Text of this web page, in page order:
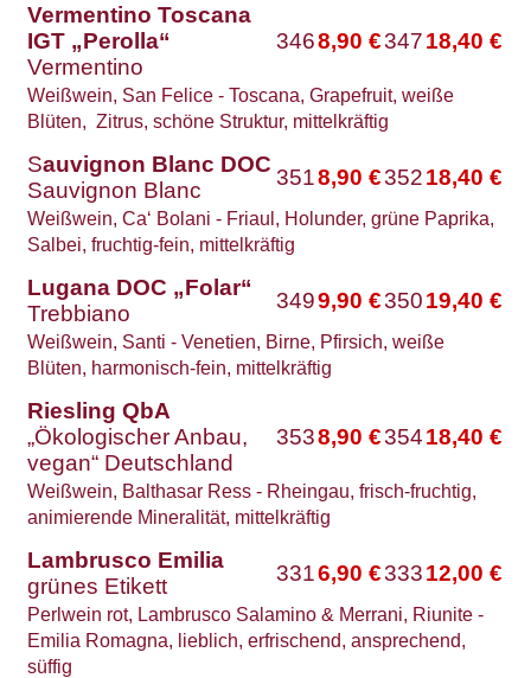
Vermentino Toscana
IGT „Perolla“
Vermentino
3468,90 €34718,40 €
Weißwein, San Felice - Toscana, Grapefruit, weiße
Blüten, Zitrus, schöne Struktur, mittelkräftig
Sauvignon Blanc DOC
Sauvignon Blanc
3518,90 €35218,40 €
Weißwein, Ca‘ Bolani - Friaul, Holunder, grüne Paprika,
Salbei, fruchtig-fein, mittelkräftig
Lugana DOC „Folar“
Trebbiano
3499,90 €35019,40 €
Weißwein, Santi - Venetien, Birne, Pfirsich, weiße
Blüten, harmonisch-fein, mittelkräftig
Riesling QbA
„Ökologischer Anbau,
vegan“ Deutschland
3538,90 €35418,40 €
Weißwein, Balthasar Ress - Rheingau, frisch-fruchtig,
animierende Mineralität, mittelkräftig
Lambrusco Emilia
grünes Etikett
3316,90 €33312,00 €
Perlwein rot, Lambrusco Salamino & Merrani, Riunite -
Emilia Romagna, lieblich, erfrischend, ansprechend,
süffig